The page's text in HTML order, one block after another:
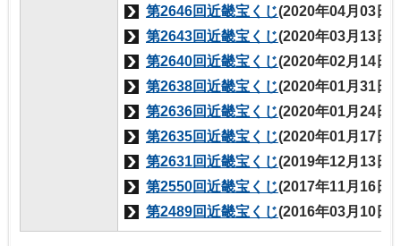
第2646回近畿宝くじ(2020年04月03日
第2643回近畿宝くじ(2020年03月13日
第2640回近畿宝くじ(2020年02月14日
第2638回近畿宝くじ(2020年01月31日
第2636回近畿宝くじ(2020年01月24日
第2635回近畿宝くじ(2020年01月17日
第2631回近畿宝くじ(2019年12月13日
第2550回近畿宝くじ(2017年11月16日
第2489回近畿宝くじ(2016年03月10日